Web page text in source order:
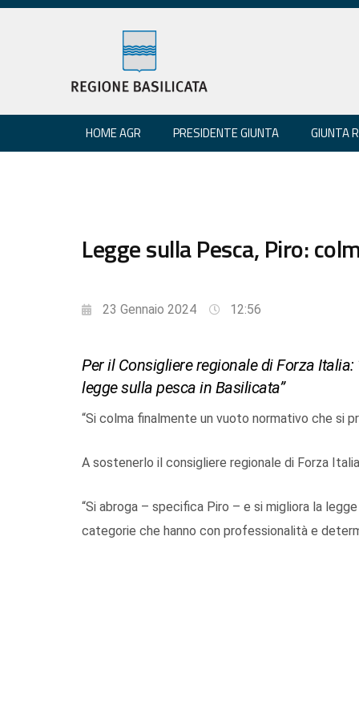
HOME AGR PRESIDENTE GIUNTA GIUNTA
Legge sulla Pesca, Piro:
23 Gennaio 2024 12:56
Per il Consigliere regionale di Forza
legge sulla pesca in Basilicata”
“Si colma finalmente un vuoto normativo che si
A sostenerlo il consigliere regionale di Forza
“Si abroga – specifica Piro – e si migliora la
categorie che hanno con professionalità e